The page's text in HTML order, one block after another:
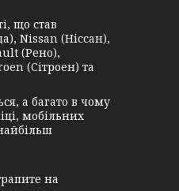
що став
Nissan (Ніссан),
(Рено),
(Сітроен) та
а багато в чому
мобільних
на